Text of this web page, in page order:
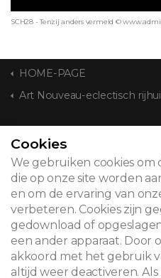
SCH28 - Tenzij anders vermeld ©
HOME-PAGE
Art Nouveau-eclectisch
CONTACT
© 2026
Juridische kennisgeving
Newsletter
Cookies
We gebruiken cookies om
die op onze site worden
en om de ervaring van
verbeteren. Cookies zijn
gedownload of
een ander apparaat. Door
akkoord met het gebruik
altijd weer deactiveren.